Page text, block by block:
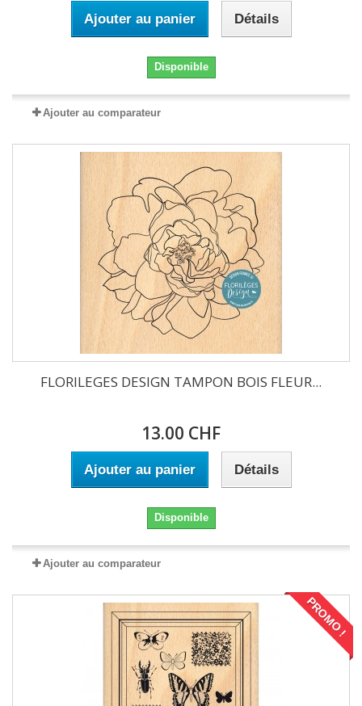
Ajouter au panier Détails
Disponible
Ajouter au comparateur
FLORILEGES DESIGN TAMPON BOIS FLEUR...
13.00 CHF
Ajouter au panier Détails
Disponible
Ajouter au comparateur
PROMO !